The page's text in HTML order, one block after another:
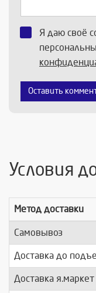
Я даю своё
Оставить
Условия
Метод доставки
Самовывоз
Доставка до
Доставка